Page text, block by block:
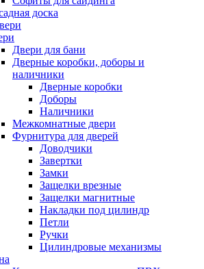
доска
Двери для бани
Дверные коробки, доборы и
наличники
Дверные коробки
Доборы
Наличники
Межкомнатные двери
Фурнитура для дверей
Доводчики
Завертки
Замки
Защелки врезные
Защелки магнитные
Накладки под цилиндр
Петли
Ручки
Цилиндровые механизмы